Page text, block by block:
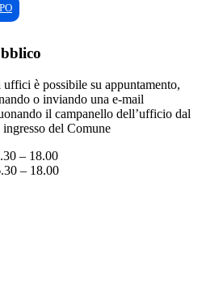
è possibile su appuntamento,
o inviando una e-mail
il campanello dell’ufficio dal
del Comune
– 18.00
– 18.00